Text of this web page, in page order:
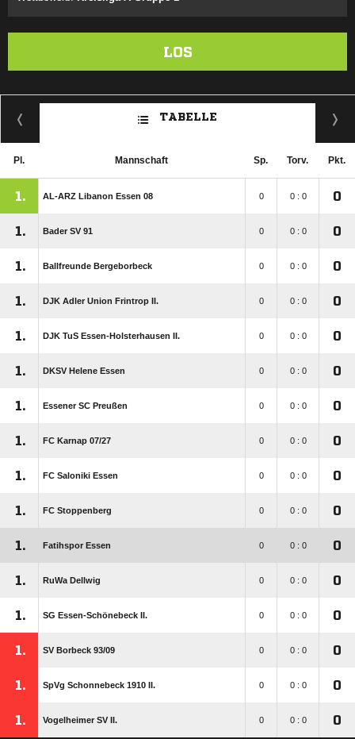
LOS
TABELLE
Pl. Mannschaft Sp. Torv. Pkt.
1. AL-ARZ Libanon Essen 08 0 0 : 0 0
1. Bader SV 91 0 0 : 0 0
1. Ballfreunde Bergeborbeck 0 0 : 0 0
1. DJK Adler Union Frintrop II. 0 0 : 0 0
1. DJK TuS Essen-Holsterhausen II. 0 0 : 0 0
1. DKSV Helene Essen 0 0 : 0 0
1. Essener SC Preußen 0 0 : 0 0
1. FC Karnap 07/​27 0 0 : 0 0
1. FC Saloniki Essen 0 0 : 0 0
1. FC Stoppenberg 0 0 : 0 0
1. Fatihspor Essen 0 0 : 0 0
1. RuWa Dellwig 0 0 : 0 0
1. SG Essen-Schönebeck II. 0 0 : 0 0
1. SV Borbeck 93/​09 0 0 : 0 0
1. SpVg Schonnebeck 1910 II. 0 0 : 0 0
1. Vogelheimer SV II. 0 0 : 0 0